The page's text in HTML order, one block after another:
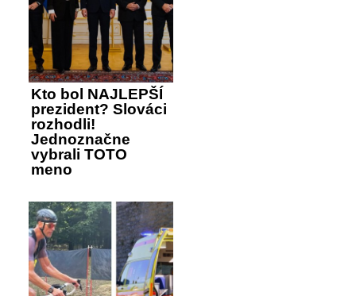
Kto bol NAJLEPŠÍ
prezident? Slováci
rozhodli!
Jednoznačne
vybrali TOTO
meno